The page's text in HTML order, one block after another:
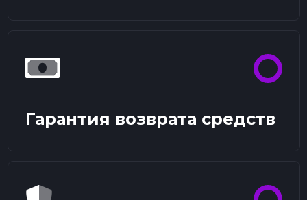
Гарантия возврата средств